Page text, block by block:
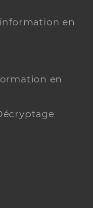
en
en